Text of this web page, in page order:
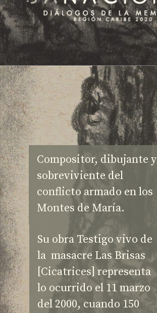
Compositor, dibujante y
sobreviviente del
conflicto armado en los
Montes de María.
Su obra Testigo vivo de
la  masacre Las Brisas
[Cicatrices] representa
lo ocurrido el 11 marzo
del 2000, cuando 150